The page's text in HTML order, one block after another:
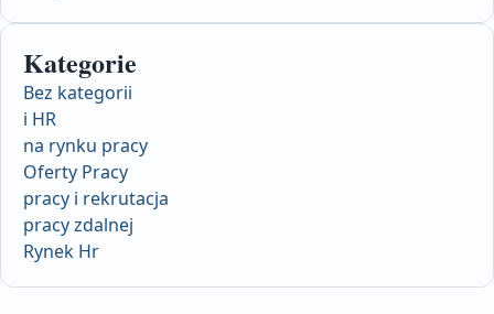
Kategorie
Bez kategorii
i HR
na rynku pracy
Oferty Pracy
pracy i rekrutacja
pracy zdalnej
Rynek Hr